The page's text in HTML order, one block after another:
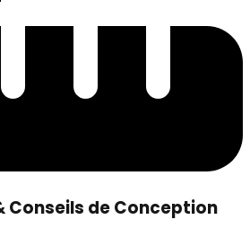
Conseils de Conception